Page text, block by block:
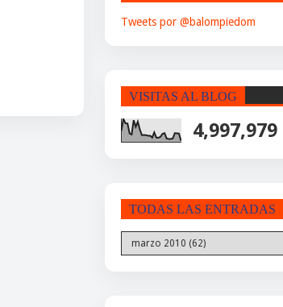
Tweets por @balompiedom
VISITAS AL BLOG
4,997,979
TODAS LAS ENTRADAS